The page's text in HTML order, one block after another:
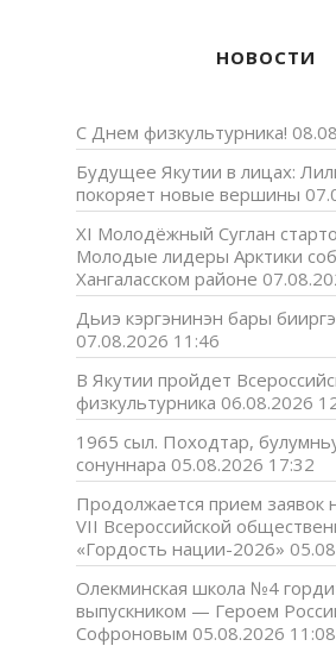
НОВОСТИ
С Днем физкультурника!
Будущее Якутии в лицах:
покоряет новые вершины
XI Молодёжный Суглан
Молодые лидеры Арктики
Хангаласском районе
Дьиэ кэргэнинэн бары
07.08.2026 11:46
В Якутии пройдет
физкультурника 06.08.2026
1965 сыл. Походтар,
сонуннара 05.08.2026 17:32
Продолжается прием заявок
VII Всероссийской
«Гордость нации-2026»
Олекминская школа №4
выпускником — Героем
Софроновым 05.08.2026 11:08